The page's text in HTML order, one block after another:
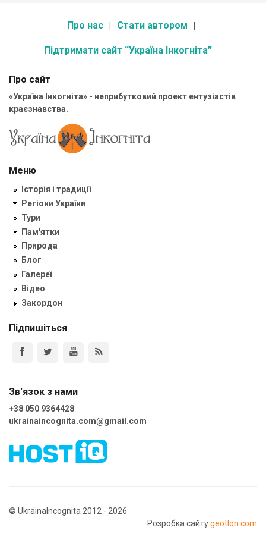
Про нас Стати автором
Підтримати сайт “Україна Інкогніта”
Про сайт
«Україна Інкогніта» - неприбутковий проект ентузіастів
краєзнавства.
Меню
Історія і традиції
Регіони України
Тури
Пам'ятки
Природа
Блог
Галереї
Відео
Закордон
Підпишіться
Зв'язок з нами
+38 050 9364428
ukrainaincognita.com@gmail.com
© UkrainaIncognita 2012 - 2026
Розробка сайтуgeotlon.com